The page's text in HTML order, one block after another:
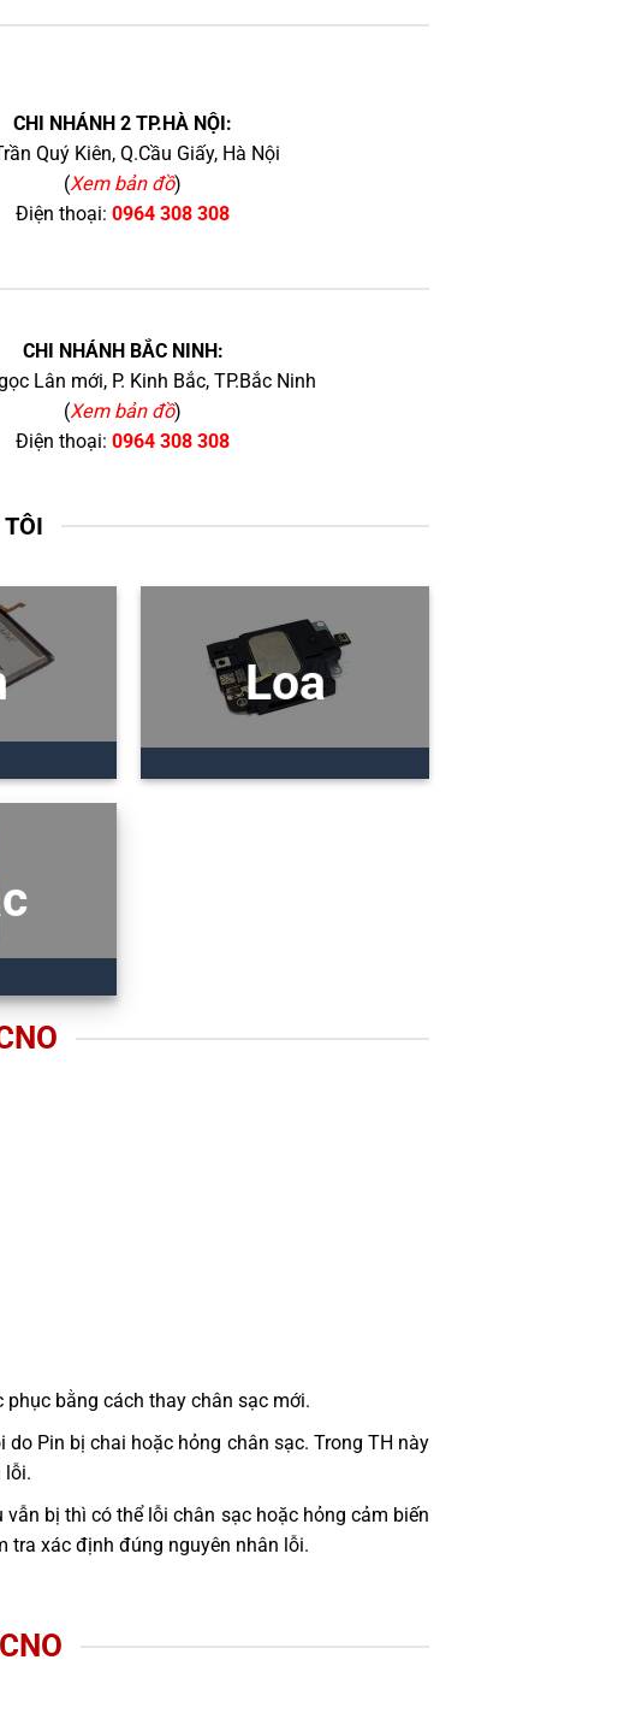
CHI NHÁNH 2 TP.HÀ NỘI:
Quý Kiên, Q.Cầu Giấy, Hà Nội
(Xem bản đồ)
Điện thoại: 0964 308 308
CHI NHÁNH BẮC NINH:
Lân mới, P. Kinh Bắc, TP.Bắc Ninh
(Xem bản đồ)
Điện thoại: 0964 308 308
Loa
bằng cách thay chân sạc mới.
Pin bị chai hoặc hỏng chân sạc. Trong TH này
lỗi.
bị thì có thể lỗi chân sạc hoặc hỏng cảm biến
tra xác định đúng nguyên nhân lỗi.